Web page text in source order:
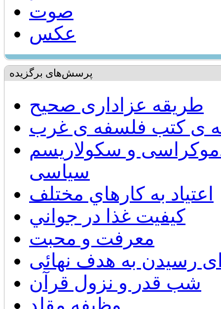
صوت
عکس
پرسش‌های برگزیده
طریقه عزاداری صحیح
ی کتب فلسفه ی غرب
دموکراسی و سکولاریسم
سیاسی
اعتياد به كارهاي مختلف
كيفيت غذا در جواني
معرفت و محبت
رسیدن به هدف نهائی
شب قدر و نزول قرآن